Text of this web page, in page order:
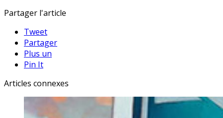
Partager l'article
Tweet
Partager
Plus un
Pin It
Articles connexes